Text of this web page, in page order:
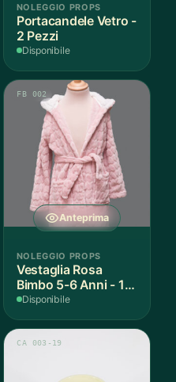
NOLEGGIO PROPS
Portacandele Vetro -
2 Pezzi
Disponibile
Anteprima
FB 002
NOLEGGIO PROPS
Vestaglia Rosa
Bimbo 5-6 Anni - 1
Pezzo
Disponibile
CA 003-19